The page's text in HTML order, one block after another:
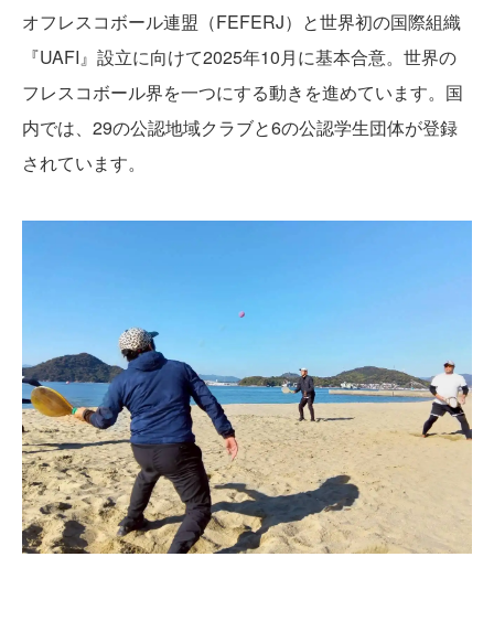
オフレスコボール連盟（FEFERJ）と世界初の国際組織
『UAFI』設立に向けて2025年10月に基本合意。世界の
フレスコボール界を一つにする動きを進めています。国
内では、29の公認地域クラブと6の公認学生団体が登録
されています。